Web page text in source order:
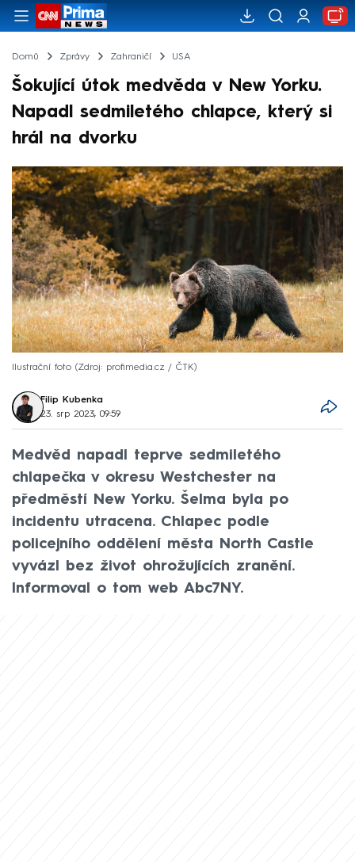
Domů Zprávy Zahraničí USA
Šokující útok medvěda v New Yorku.
Napadl sedmiletého chlapce, který si
hrál na dvorku
Ilustrační foto Zdroj: profimedia.cz / ČTK
Filip Kubenka
23. srp 2023, 09:59
Medvěd napadl teprve sedmiletého
chlapečka v okresu Westchester na
předměstí New Yorku. Šelma byla po
incidentu utracena. Chlapec podle
policejního oddělení města North Castle
vyvázl bez život ohrožujících zranění.
Informoval o tom web Abc7NY.